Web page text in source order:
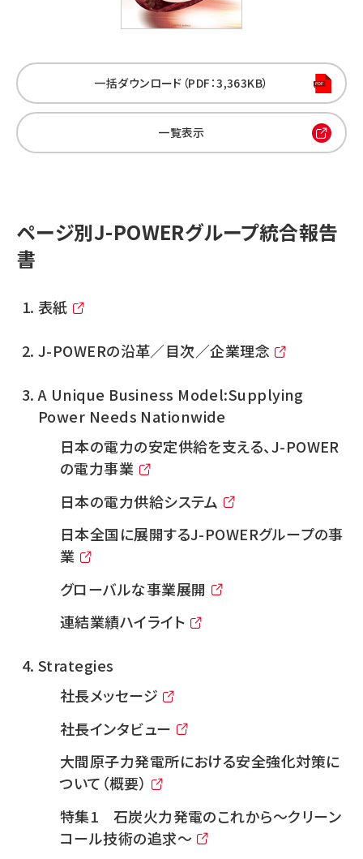
一括ダウンロード（PDF：3,363KB）
一覧表示
ページ別J-POWERグループ統合報告
書
表紙
J-POWERの沿革／目次／企業理念
A Unique Business Model:Supplying
Power Needs Nationwide
日本の電力の安定供給を支える、J-POWER
の電力事業
日本の電力供給システム
日本全国に展開するJ-POWERグループの事
業
グローバルな事業展開
連結業績ハイライト
Strategies
社長メッセージ
社長インタビュー
大間原子力発電所における安全強化対策に
ついて（概要）
特集1 石炭火力発電のこれから～クリーン
コール技術の追求～